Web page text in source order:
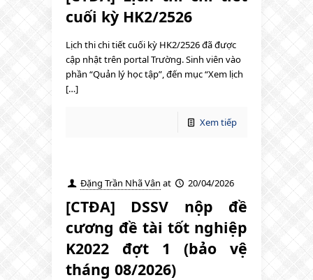
cuối kỳ HK2/2526
Lịch thi chi tiết cuối kỳ HK2/2526 đã được
cập nhật trên portal Trường. Sinh viên vào
phần “Quản lý học tập”, đến mục “Xem lịch
[…]
Xem tiếp
Đặng Trần Nhã Vân at 20/04/2026
[CTĐA] DSSV nộp đề
cương đề tài tốt nghiệp
K2022 đợt 1 (bảo vệ
tháng 08/2026)